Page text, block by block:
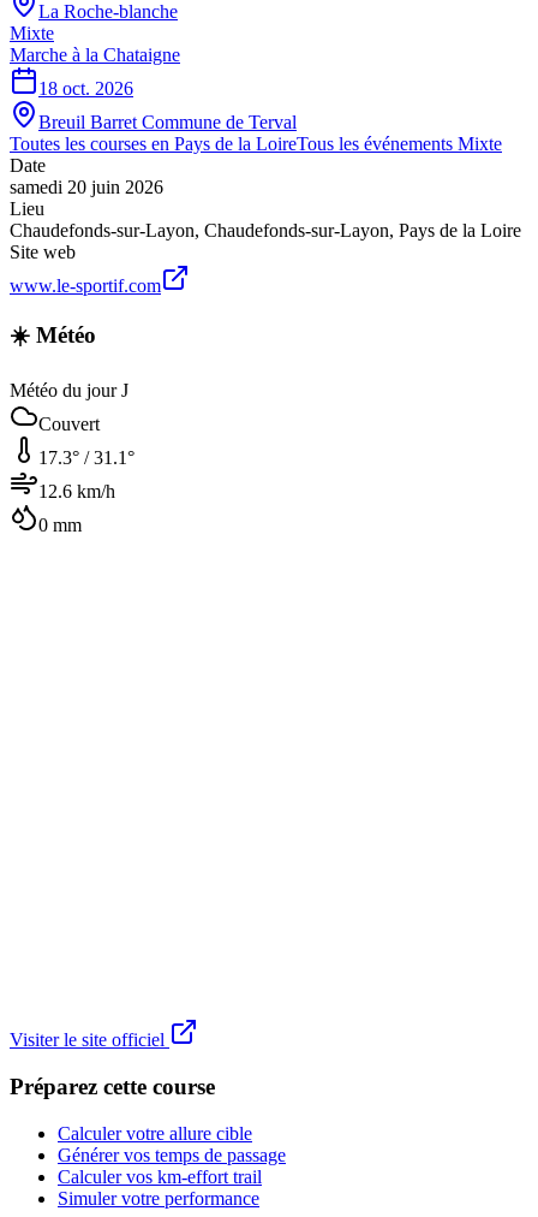
La Roche-blanche
Mixte
Marche à la Chataigne
18 oct. 2026
Breuil Barret Commune de Terval
Toutes les courses en Pays de la LoireTous les événements Mixte
Date
samedi 20 juin 2026
Lieu
Chaudefonds-sur-Layon, Chaudefonds-sur-Layon, Pays de la Loire
Site web
www.le-sportif.com
☀️ Météo
Météo du jour J
Couvert
17.3° /31.1°
12.6 km/h
0 mm
Visiter le site officiel
Préparez cette course
Calculer votre allure cible
Générer vos temps de passage
Calculer vos km-effort trail
Simuler votre performance